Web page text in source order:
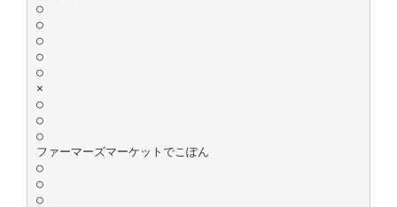
○
○
○
○
○
×
○
○
○
ファーマーズマーケットでこぽん
○
○
○